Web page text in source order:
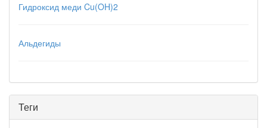
Гидроксид меди Cu(OH)2
Альдегиды
Теги